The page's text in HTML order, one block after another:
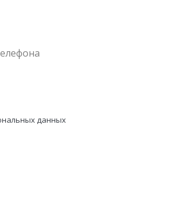
данных